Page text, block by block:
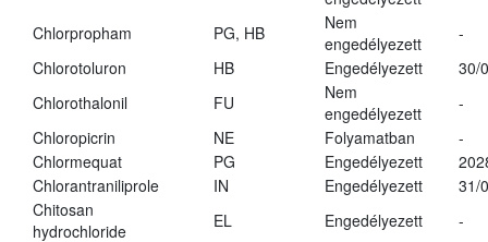
Chlorpropham
PG, HB
Nem
engedélyezett
-
Chlorotoluron
HB Engedélyezett
30/
Chlorothalonil
FU
Nem
engedélyezett
-
Chloropicrin
NE Folyamatban
-
Chlormequat
PG Engedélyezett
Chlorantraniliprole
IN Engedélyezett
31/
Chitosan
hydrochloride
EL Engedélyezett -